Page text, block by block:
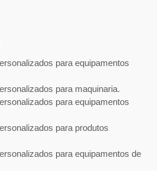
para equipamentos
para maquinaria.
para equipamentos
para produtos
para equipamentos de